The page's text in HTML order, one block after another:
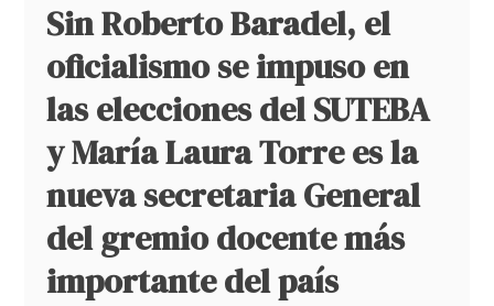
Sin Roberto Baradel, el
oficialismo se impuso en
las elecciones del SUTEBA
y María Laura Torre es la
nueva secretaria General
del gremio docente más
importante del país